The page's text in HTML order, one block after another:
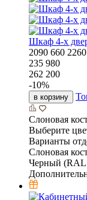
Шкаф 4-х
2090 660 2260
235 980
262 200
-10%
в корзину
Слоновая
Выберите
Варианты
Слоновая
Черный (RAL